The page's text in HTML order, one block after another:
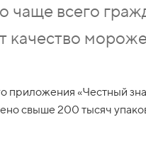
чаще всего
качество
приложения «Честный
свыше 200 тысяч